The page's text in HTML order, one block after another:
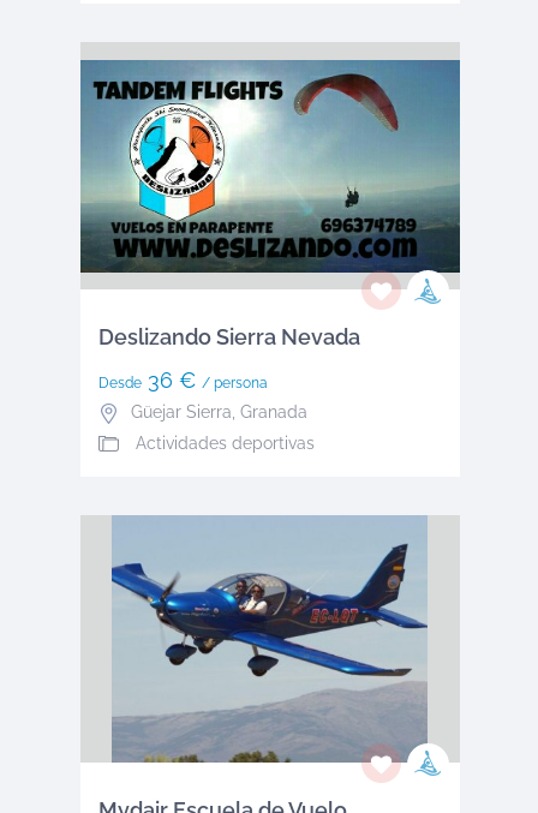
Deslizando Sierra Nevada
Desde36 € / persona
Güejar Sierra, Granada
Actividades deportivas